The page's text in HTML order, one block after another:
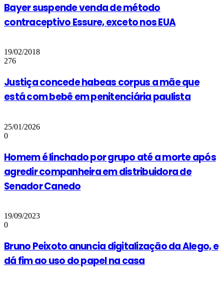
Bayer suspende venda de método
contraceptivo Essure, exceto nos EUA
19/02/2018
276
Justiça concede habeas corpus a mãe que
está com bebê em penitenciária paulista
25/01/2026
0
Homem é linchado por grupo até a morte após
agredir companheira em distribuidora de
Senador Canedo
19/09/2023
0
Bruno Peixoto anuncia digitalização da Alego, e
dá fim ao uso do papel na casa